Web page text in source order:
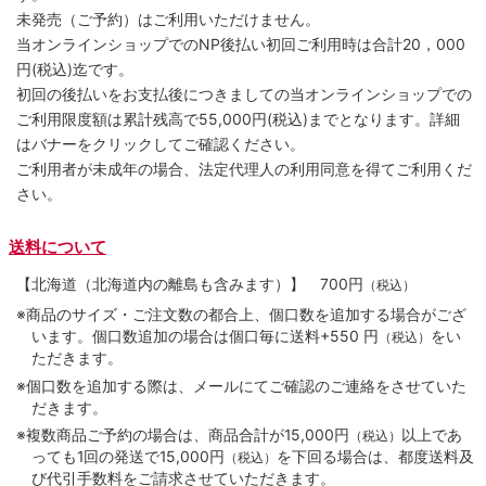
未発売（ご予約）はご利用いただけません。
当オンラインショップでのNP後払い初回ご利用時は合計20，000
円(税込)迄です。
初回の後払いをお支払後につきましての当オンラインショップでの
ご利用限度額は累計残高で55,000円(税込)までとなります。詳細
はバナーをクリックしてご確認ください。
ご利用者が未成年の場合、法定代理人の利用同意を得てご利用くだ
さい。
送料について
【北海道（北海道内の離島も含みます）】 700円 （税込）
※商品のサイズ・ご注文数の都合上、個口数を追加する場合がござ
います。個口数追加の場合は個口毎に送料+550 円 （税込） をい
ただきます。
※個口数を追加する際は、メールにてご確認のご連絡をさせていた
だきます。
※複数商品ご予約の場合は、商品合計が15,000円 （税込） 以上であ
っても1回の発送で15,000円 （税込） を下回る場合は、都度送料及
び代引手数料をご請求させていただきます。